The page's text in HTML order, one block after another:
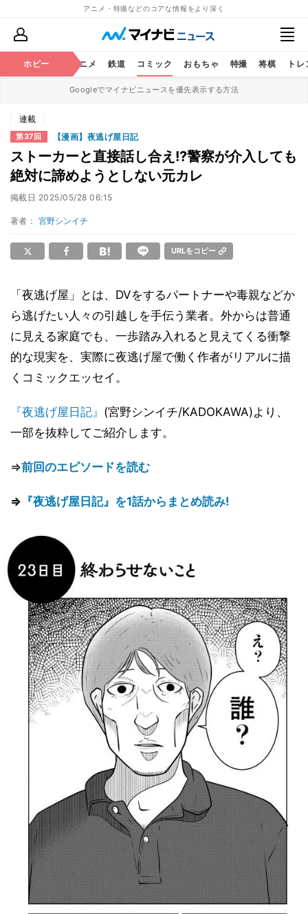
アニメ・特撮などのコアな情報をより深く
ホビー アニメ 鉄道 コミック おもちゃ 特撮 将棋 ト
Googleでマイナビニュースを優先表示する方法
連載
第37回 【漫画】夜逃げ屋日記
ストーカーと直接話し合え!?警察が介入しても
絶対に諦めようとしない元カレ
掲載日 2025/05/28 06:15
著者： 宮野シンイチ
URLをコピー
「夜逃げ屋」とは、DVをするパートナーや毒親などか
ら逃げたい人々の引越しを手伝う業者。外からは普通
に見える家庭でも、一歩踏み入れると見えてくる衝撃
的な現実を、実際に夜逃げ屋で働く作者がリアルに描
くコミックエッセイ。
『夜逃げ屋日記』 (宮野シンイチ/KADOKAWA)より、
一部を抜粋してご紹介します。
⇒前回のエピソードを読む
⇒ 『夜逃げ屋日記』を1話からまとめ読み!